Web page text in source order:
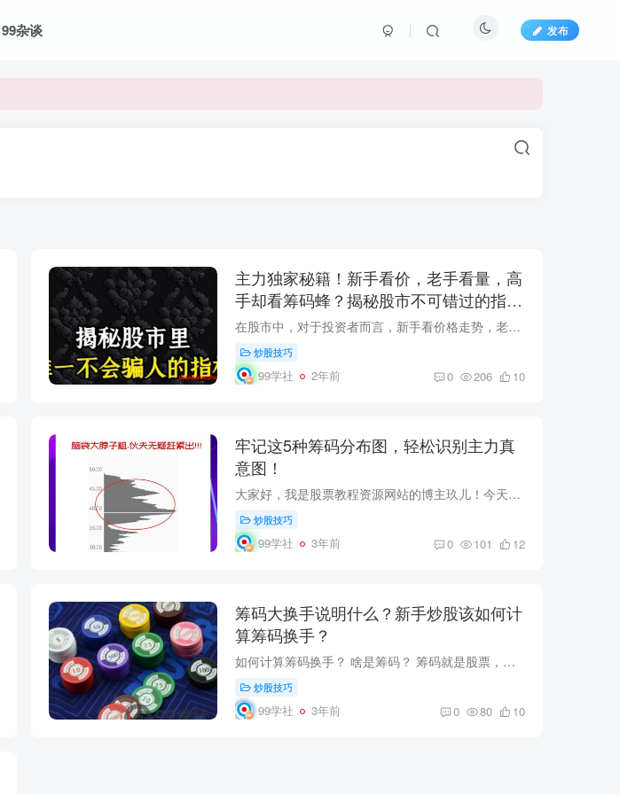
99杂谈 发布
主力独家秘籍！新手看价，老手看量，高
手却看筹码蜂？揭秘股市不可错过的指标
利器！
在股市中，对于投资者而言，新手看价格走势，老手注重成交量，而高手则更关注筹码蜂这一神秘的指标。今天，楚哥将向大家分享筹码蜂的奥秘，这是主力最忌讳散户掌握的技术指标之一。通过学习筹码...
炒股技巧
99学社 2年前 0 206 10
牢记这5种筹码分布图，轻松识别主力真
意图！
大家好，我是股票教程资源网站的博主玖儿！今天我要和大家分享一个非常实用的股票分析工具——筹码分布图。通过牢记这5种筹码分布图，我们将能够轻松识别主力真正的意图，从而更加准确地把握市...
炒股技巧
99学社 3年前 0 101 12
筹码大换手说明什么？新手炒股该如何计
算筹码换手？
如何计算筹码换手？ 啥是筹码？ 筹码就是股票，上市公司里面，筹码分为浮动筹码，限售筹码。 什么叫浮动筹码？ 随时可以交换的筹码。 什么叫限售筹码？ 无法随时交换的筹码。 继续推理：随时可...
炒股技巧
99学社 3年前 0 80 10